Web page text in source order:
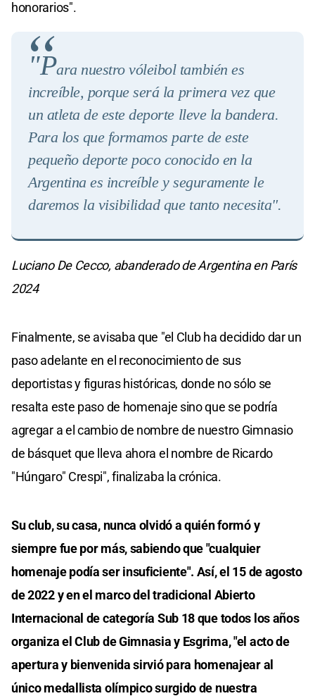
honorarios".
"Para nuestro vóleibol también es
increíble, porque será la primera vez que
un atleta de este deporte lleve la bandera.
Para los que formamos parte de este
pequeño deporte poco conocido en la
Argentina es increíble y seguramente le
daremos la visibilidad que tanto necesita".
Luciano De Cecco, abanderado de Argentina en París
2024
Finalmente, se avisaba que "el Club ha decidido dar un
paso adelante en el reconocimiento de sus
deportistas y figuras históricas, donde no sólo se
resalta este paso de homenaje sino que se podría
agregar a el cambio de nombre de nuestro Gimnasio
de básquet que lleva ahora el nombre de Ricardo
"Húngaro" Crespi", finalizaba la crónica.
Su club, su casa, nunca olvidó a quién formó y
siempre fue por más, sabiendo que "cualquier
homenaje podía ser insuficiente". Así, el 15 de agosto
de 2022 y en el marco del tradicional Abierto
Internacional de categoría Sub 18 que todos los años
organiza el Club de Gimnasia y Esgrima, "el acto de
apertura y bienvenida sirvió para homenajear al
único medallista olímpico surgido de nuestra